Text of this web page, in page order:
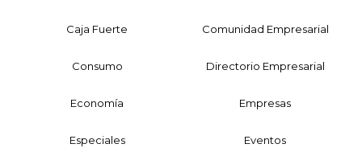
Caja Fuerte Comunidad Empresarial
Consumo Directorio Empresarial
Economía Empresas
Especiales Eventos